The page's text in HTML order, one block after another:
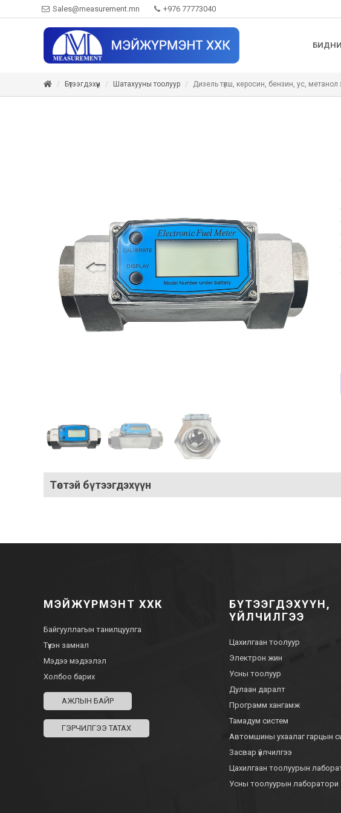
Sales@measurement.mn
+976 77773040
Бүтээгдэхүүн Шатахууны тоолуур Дизель түлш, керосин, бензин, ус,
Төстэй бүтээгдэхүүн
МЭЙЖҮРМЭНТ ХХК
Байгууллагын танилцуулга
Түүхэн замнал
Мэдээ мэдээлэл
Холбоо барих
АЖЛЫН БАЙР
ГЭРЧИЛГЭЭ ТАТАХ
БҮТЭЭГДЭХҮҮН,
ҮЙЛЧИЛГЭЭ
Цахилгаан тоолуур
Электрон жин
Усны тоолуур
Дулаан даралт
Программ хангамж
Тамадум систем
Автомшины ухаалаг гарцын
Засвар үйлчилгээ
Цахилгаан тоолуурын
Усны тоолуурын лаборатори